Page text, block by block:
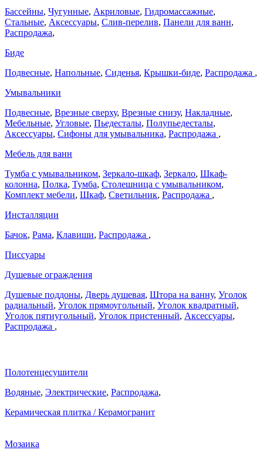
Бассейны, Чугунные, Акриловые, Гидромассажные,
Стальные, Аксессуары, Слив-перелив, Панели для ванн,
Распродажа,
Биде
Подвесные, Напольные, Сиденья, Крышки-биде, Распродажа ,
Умывальники
Подвесные, Врезные сверху, Врезные снизу, Накладные,
Мебельные, Угловые, Пьедесталы, Полупьедесталы,
Аксессуары, Сифоны для умывальника, Распродажа ,
Мебель для ванн
Тумба с умывальником, Зеркало-шкаф, Зеркало, Шкаф-
колонна, Полка, Тумба, Столешница с умывальником,
Комплект мебели, Шкаф, Светильник, Распродажа ,
Инсталляции
Бачок, Рама, Клавиши, Распродажа ,
Писсуары
Душевые ограждения
Душевые поддоны, Дверь душевая, Штора на ванну, Уголок
радиальный, Уголок прямоугольный, Уголок квадратный,
Уголок пятиугольный, Уголок пристенный, Аксессуары,
Распродажа ,
Полотенцесушители
Водяные, Электрические, Распродажа,
Керамическая плитка / Керамогранит
Мозаика